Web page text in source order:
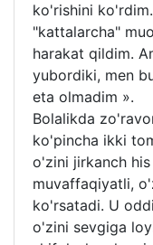
ko'rishini
"kattalarcha"
harakat qildim.
yubordiki, men
eta olmadim ».
Bolalikda
ko'pincha ikki
o'zini jirkanch
muvaffaqiyatli,
ko'rsatadi. U
o'zini sevgiga